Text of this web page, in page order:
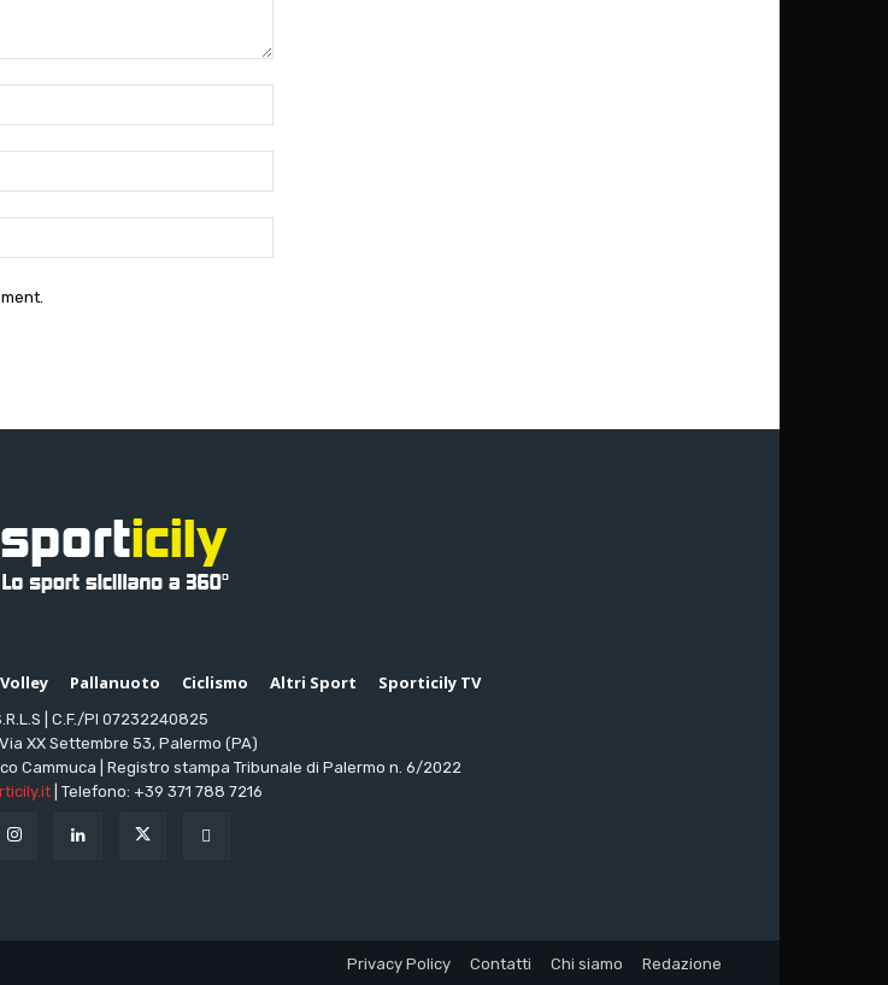
Volley Pallanuoto Ciclismo Altri Sport Sporticily TV
| C.F./PI 07232240825
XX Settembre 53, Palermo (PA)
Cammuca | Registro stampa Tribunale di Palermo n. 6/2022
| Telefono:+39 371 788 7216
Privacy Policy Contatti Chi siamo Redazione